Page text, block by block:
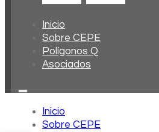
Inicio
Sobre CEPE
Polígonos Q
Asociados
Inicio
Sobre CEPE